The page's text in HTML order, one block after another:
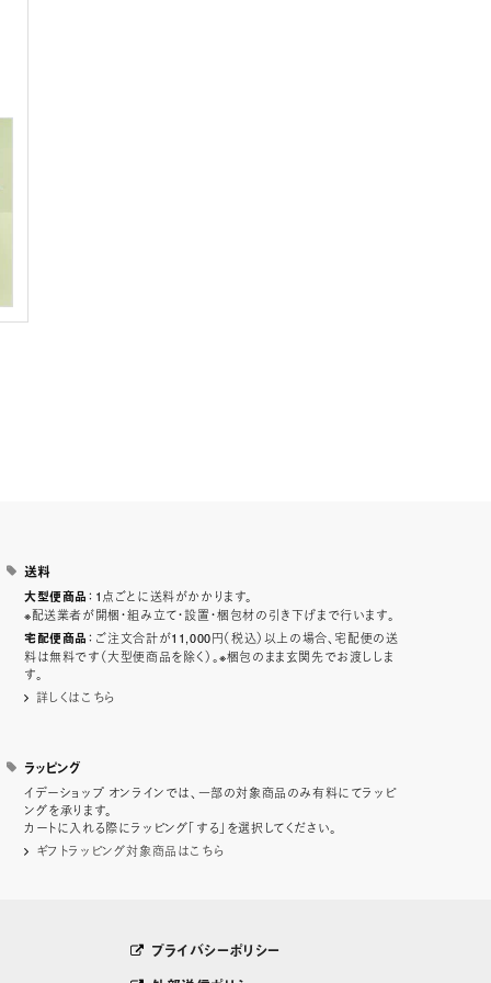
送料
大型便商品 ：1点ごとに送料がかかります。
※配送業者が開梱・組み立て・設置・梱包材の引き下げまで行います。
宅配便商品 ：ご注文合計が11,000円（税込）以上の場合、宅配便の送
料は無料です（大型便商品を除く）。※梱包のまま玄関先でお渡ししま
す。
詳しくはこちら
ラッピング
イデーショップ オンラインでは、一部の対象商品のみ有料にてラッピ
ングを承ります。
カートに入れる際にラッピング「する」を選択してください。
ギフトラッピング対象商品はこちら
プライバシーポリシー